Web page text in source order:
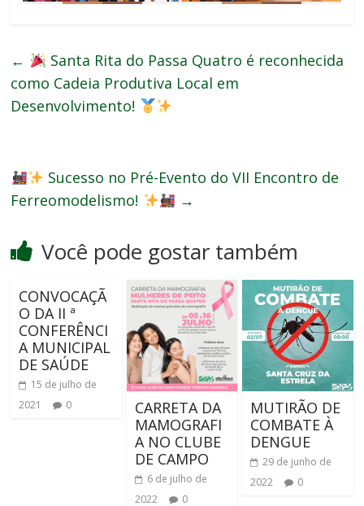
←
Santa Rita do Passa Quatro é reconhecida
como Cadeia Produtiva Local em
Desenvolvimento!
Sucesso no Pré-Evento do VII Encontro de
Ferreomodelismo!
→
Você pode gostar também
CONVOCAÇÃ
O DA II ª
CONFERÊNCI
A MUNICIPAL
DE SAÚDE
15 de julho de
2021
0
CARRETA DA
MAMOGRAFI
A NO CLUBE
DE CAMPO
6 de julho de
2022
0
MUTIRÃO DE
COMBATE À
DENGUE
29 de junho de
2022
0